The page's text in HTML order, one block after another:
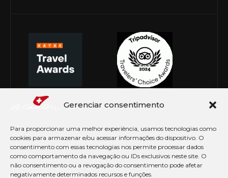
Gerenciar consentimento
Para proporcionar uma melhor experiência, usamos tecnologias como
cookies para armazenar e/ou acessar informações do dispositivo. O
consentimento com essas tecnologias nos permite processar dados
como comportamento da navegação ou IDs exclusivos neste site. O
não consentimento ou a revogação do consentimento pode afetar
negativamente determinados recursos e funções.
© Copyright 2026 Le Canton. Todos os direitos